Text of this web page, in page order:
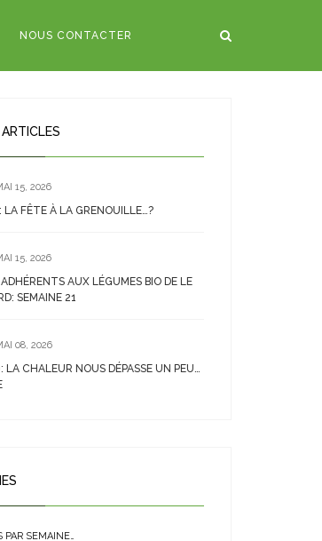
NOUS CONTACTER
ARTICLES
15, 2026
LA FÊTE À LA GRENOUILLE…?
15, 2026
ADHÉRENTS AUX LÉGUMES BIO DE LE
SEMAINE 21
08, 2026
LA CHALEUR NOUS DÉPASSE UN PEU…
PAR SEMAINE…